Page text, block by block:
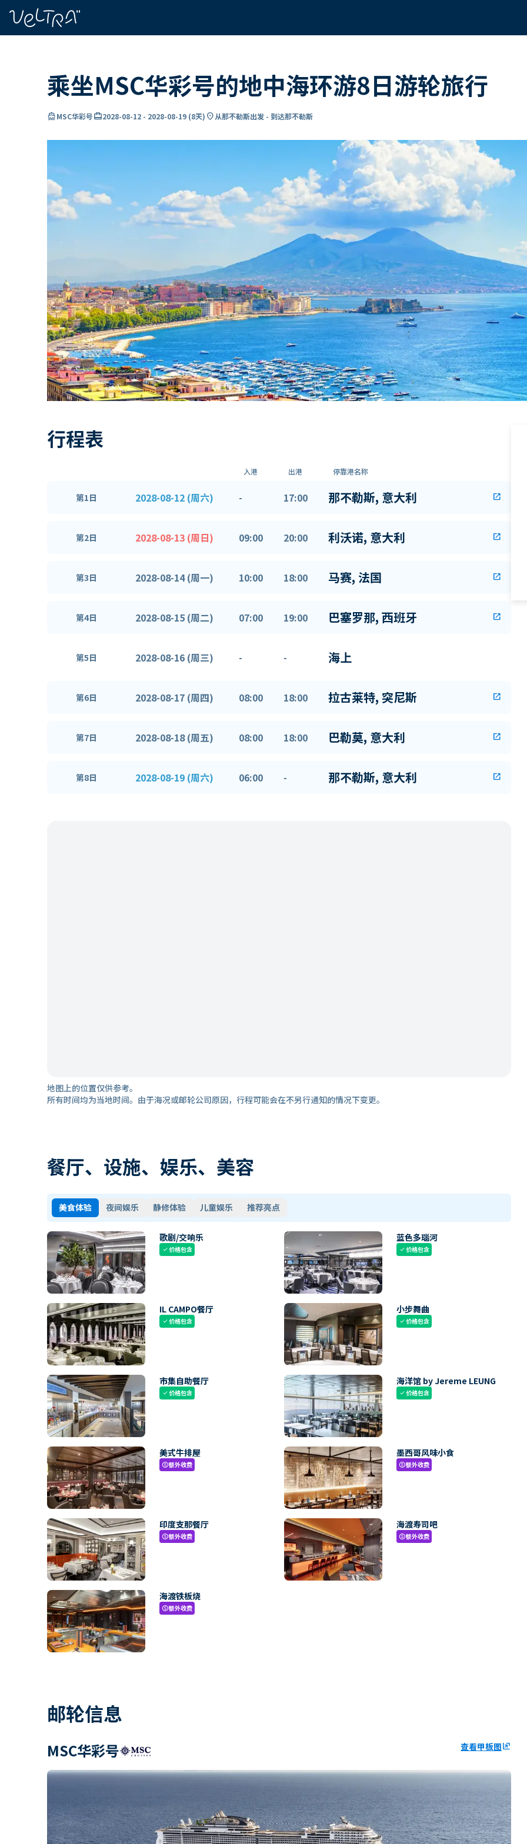
乘坐MSC华彩号的地中海环游8日游轮旅行
directions_boatMSC华彩号card_travel2028-08-12 - 2028-08-19 (8天) location_on从那不勒斯出发 - 到达那不勒斯
行程表
入港 出港 停靠港名称
第1日 2028-08-12 (周六) - 17:00 那不勒斯, 意大利 open_in_new
第2日 2028-08-13 (周日) 09:00 20:00 利沃诺, 意大利 open_in_new
第3日 2028-08-14 (周一) 10:00 18:00 马赛, 法国 open_in_new
第4日 2028-08-15 (周二) 07:00 19:00 巴塞罗那, 西班牙 open_in_new
第5日 2028-08-16 (周三) - - 海上
第6日 2028-08-17 (周四) 08:00 18:00 拉古莱特, 突尼斯 open_in_new
第7日 2028-08-18 (周五) 08:00 18:00 巴勒莫, 意大利 open_in_new
第8日 2028-08-19 (周六) 06:00 - 那不勒斯, 意大利 open_in_new
地图上的位置仅供参考。
所有时间均为当地时间。由于海况或邮轮公司原因，行程可能会在不另行通知的情况下变更。
餐厅、设施、娱乐、美容
美食体验 夜间娱乐 静修体验 儿童娱乐 推荐亮点
歌剧/交响乐
check价格包含
蓝色多瑙河
check价格包含
IL CAMPO餐厅
check价格包含
小步舞曲
check价格包含
市集自助餐厅
check价格包含
海洋馆 by Jereme LEUNG
check价格包含
美式牛排屋
paid额外收费
墨西哥风味小食
paid额外收费
印度支那餐厅
paid额外收费
海渡寿司吧
paid额外收费
海渡铁板烧
paid额外收费
邮轮信息
MSC华彩号 查看甲板图ungroup